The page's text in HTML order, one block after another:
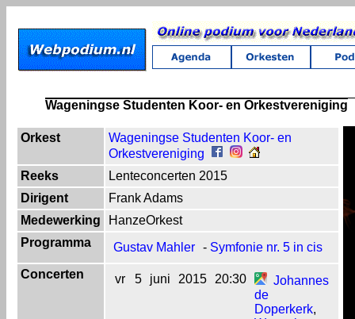
Wageningse Studenten Koor- en Orkestvereniging
Orkest
Wageningse Studenten Koor- en
Orkestvereniging
Reeks
Lenteconcerten 2015
Dirigent
Frank Adams
Medewerking
HanzeOrkest
Programma
Gustav Mahler - Symfonie nr. 5 in cis
Concerten
vr 5 juni 2015 20:30
Johannes
de
Doperkerk,